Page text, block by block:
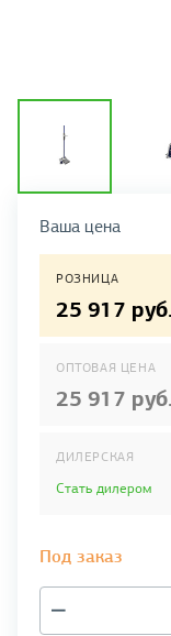
Ваша цена
РОЗНИЦА
25 917 руб.
ОПТОВАЯ ЦЕНА
25 917 руб.
ДИЛЕРСКАЯ
Стать дилером
Под заказ